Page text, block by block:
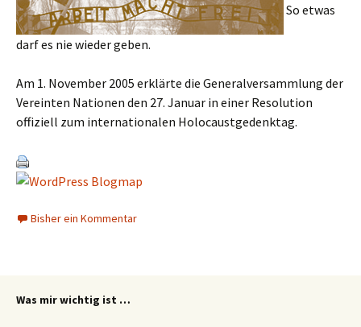
So etwas
darf es nie wieder geben.
Am 1. November 2005 erklärte die Generalversammlung der
Vereinten Nationen den 27. Januar in einer Resolution
offiziell zum internationalen Holocaustgedenktag.
Bisher ein Kommentar
Was mir wichtig ist …